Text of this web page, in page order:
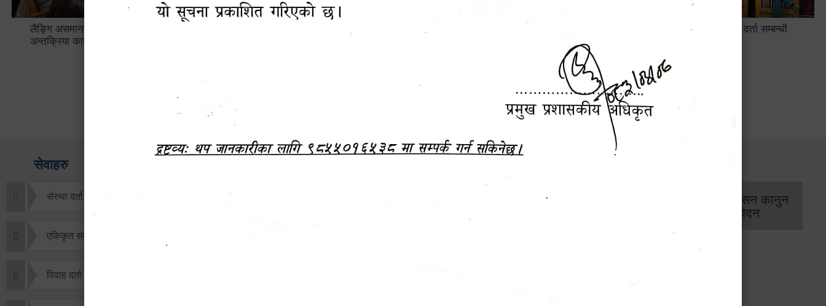
लैङ्गि असमानताका विबिध पक्षहरु विषयक
अन्तक्रिया कार्यक्रम
सामाजिक सुरक्षा तथा घटना दर्ता सम्बन्धी
सेवाहरु
संस्था दर्ता सिफारिस
एकिकृत सम्पत्ति कर/घर जग्गा कर
विवाह दर्ता
आर्थिक प्रशासन कानुन
/ प्रतिवेदन